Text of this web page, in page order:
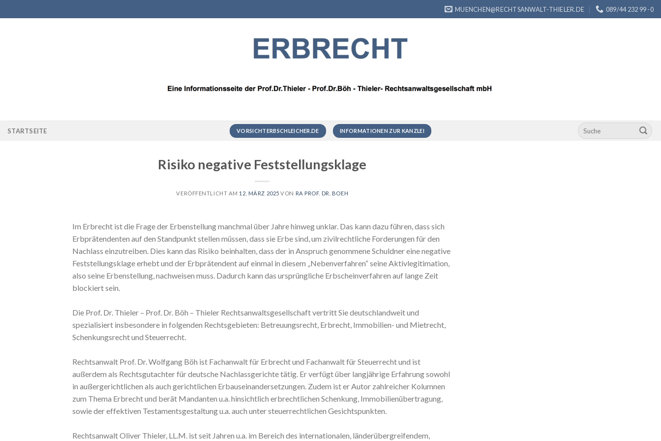
Inhalt
MUENCHEN@RECHTSANWALT-THIELER.DE 089/44 232 99 -0
STARTSEITE VORSICHTERBSCHLEICHER.DE INFORMATIONEN ZUR KANZLEI
Risiko negative Feststellungsklage
VERÖFFENTLICHT AM 12. MÄRZ 2025 VON RA PROF. DR. BOEH
Im Erbrecht ist die Frage der Erbenstellung manchmal über Jahre hinweg unklar. Das kann dazu führen, dass sich
Erbprätendenten auf den Standpunkt stellen müssen, dass sie Erbe sind, um zivilrechtliche Forderungen für den
Nachlass einzutreiben. Dies kann das Risiko beinhalten, dass der in Anspruch genommene Schuldner eine negative
Feststellungsklage erhebt und der Erbprätendent auf einmal in diesem „Nebenverfahren“ seine Aktivlegitimation,
also seine Erbenstellung, nachweisen muss. Dadurch kann das ursprüngliche Erbscheinverfahren auf lange Zeit
blockiert sein.
Die Prof. Dr. Thieler – Prof. Dr. Böh – Thieler Rechtsanwaltsgesellschaft vertritt Sie deutschlandweit und
spezialisiert insbesondere in folgenden Rechtsgebieten: Betreuungsrecht, Erbrecht, Immobilien- und Mietrecht,
Schenkungsrecht und Steuerrecht.
Rechtsanwalt Prof. Dr. Wolfgang Böh ist Fachanwalt für Erbrecht und Fachanwalt für Steuerrecht und ist
außerdem als Rechtsgutachter für deutsche Nachlassgerichte tätig. Er verfügt über langjährige Erfahrung sowohl
in außergerichtlichen als auch gerichtlichen Erbauseinandersetzungen. Zudem ist er Autor zahlreicher Kolumnen
zum Thema Erbrecht und berät Mandanten u.a. hinsichtlich erbrechtlichen Schenkung, Immobilienübertragung,
sowie der effektiven Testamentsgestaltung u.a. auch unter steuerrechtlichen Gesichtspunkten.
Rechtsanwalt Oliver Thieler, LL.M. ist seit Jahren u.a. im Bereich des internationalen, länderübergreifendem,